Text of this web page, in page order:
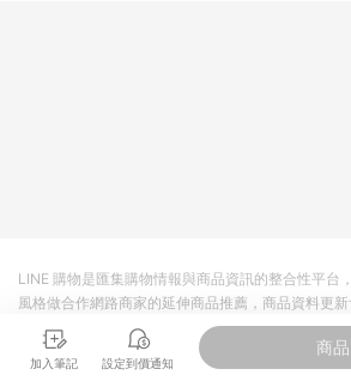
加入筆記 設定到價通知
商
LINE 購物是匯集購物情報與商品資訊的整合性平台
風格做合作網路商家的延伸商品推薦，商品資料更
商品至各合作網路商家，確認現售價與購物條件，
準。